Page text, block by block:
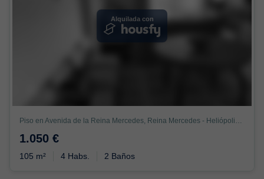
Alquilada con
1.050 €
105 m² 4 Habs. 2 Baños